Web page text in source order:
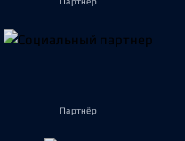
Партнёр